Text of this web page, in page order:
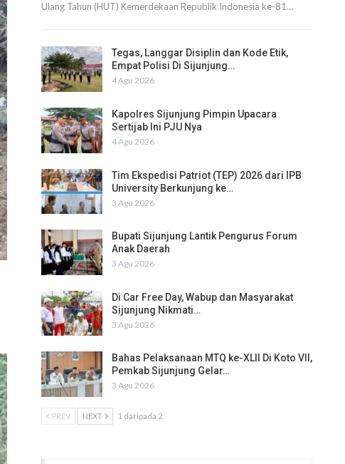
Ulang Tahun (HUT) Kemerdekaan Republik Indonesia ke-81…
Tegas, Langgar Disiplin dan Kode Etik,
Empat Polisi Di Sijunjung…
4 Agu 2026
Kapolres Sijunjung Pimpin Upacara
Sertijab Ini PJU Nya
4 Agu 2026
Tim Ekspedisi Patriot (TEP) 2026 dari IPB
University Berkunjung ke…
3 Agu 2026
Bupati Sijunjung Lantik Pengurus Forum
Anak Daerah
3 Agu 2026
Di Car Free Day, Wabup dan Masyarakat
Sijunjung Nikmati…
3 Agu 2026
Bahas Pelaksanaan MTQ ke-XLII Di Koto VII,
Pemkab Sijunjung Gelar…
3 Agu 2026
PREV NEXT 1 daripada 2